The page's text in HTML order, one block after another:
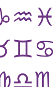
♒♓
♊♋
♎♏